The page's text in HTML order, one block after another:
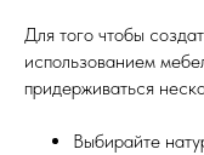
Для того чтобы
использованием
придерживаться
Выбирайте